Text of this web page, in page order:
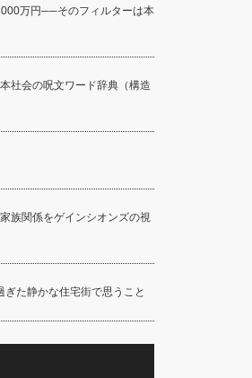
万円──そのフィルターは本
社会の呪文ワード辞典（構造
族関係をゲインシオンズの視
ぎた静かな住宅街で思うこと